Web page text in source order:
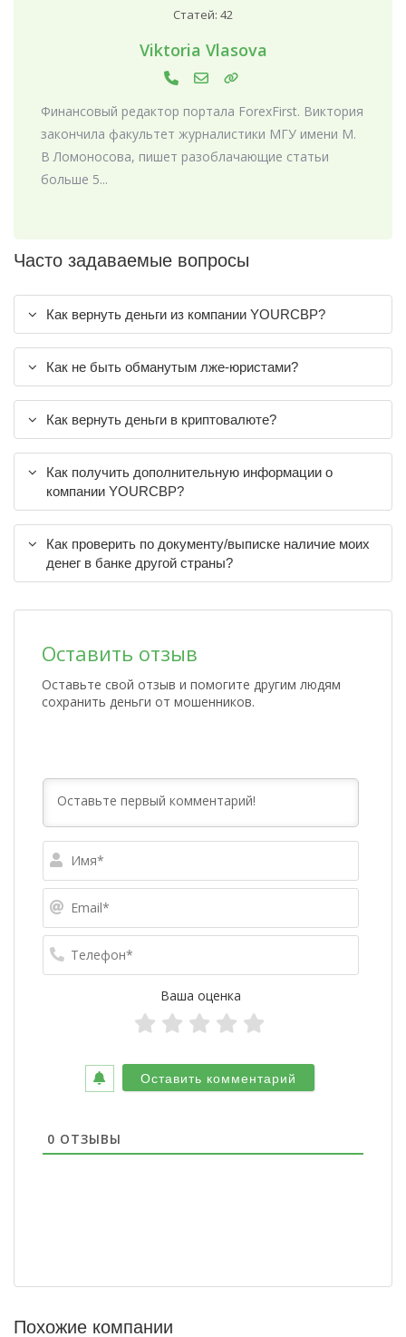
Статей: 42
Viktoria Vlasova
Финансовый редактор портала ForexFirst. Виктория
закончила факультет журналистики МГУ имени М.
В Ломоносова, пишет разоблачающие статьи
больше 5...
Часто задаваемые вопросы
Как вернуть деньги из компании YOURCBP?
Как не быть обманутым лже-юристами?
Как вернуть деньги в криптовалюте?
Как получить дополнительную информации о
компании YOURCBP?
Как проверить по документу/выписке наличие моих
денег в банке другой страны?
Оставить отзыв
Оставьте свой отзыв и помогите другим людям
сохранить деньги от мошенников.
Ваша оценка
0 ОТЗЫВЫ
Похожие компании